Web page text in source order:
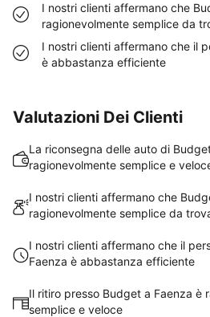
I nostri clienti affermano che
ragionevolmente semplice da
I nostri clienti affermano che il
è abbastanza efficiente
Valutazioni Dei Clienti
La riconsegna delle auto di
ragionevolmente semplice e
I nostri clienti affermano che
ragionevolmente semplice da
I nostri clienti affermano che il
Faenza è abbastanza efficiente
Il ritiro presso Budget a Faenza è
semplice e veloce